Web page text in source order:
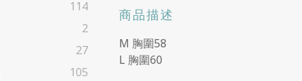
114
2
27
105
商品描述
M 胸圍58
L 胸圍60